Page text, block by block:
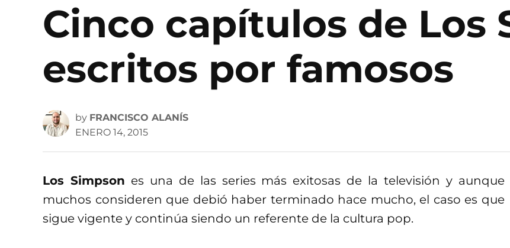
Cinco capítulos de Los
escritos por famosos
by FRANCISCO ALANÍS
ENERO 14, 2015
Los Simpson es una de las series más exitosas de la televisión y aunque
muchos consideren que debió haber terminado hace mucho, el caso es que
sigue vigente y continúa siendo un referente de la cultura pop.